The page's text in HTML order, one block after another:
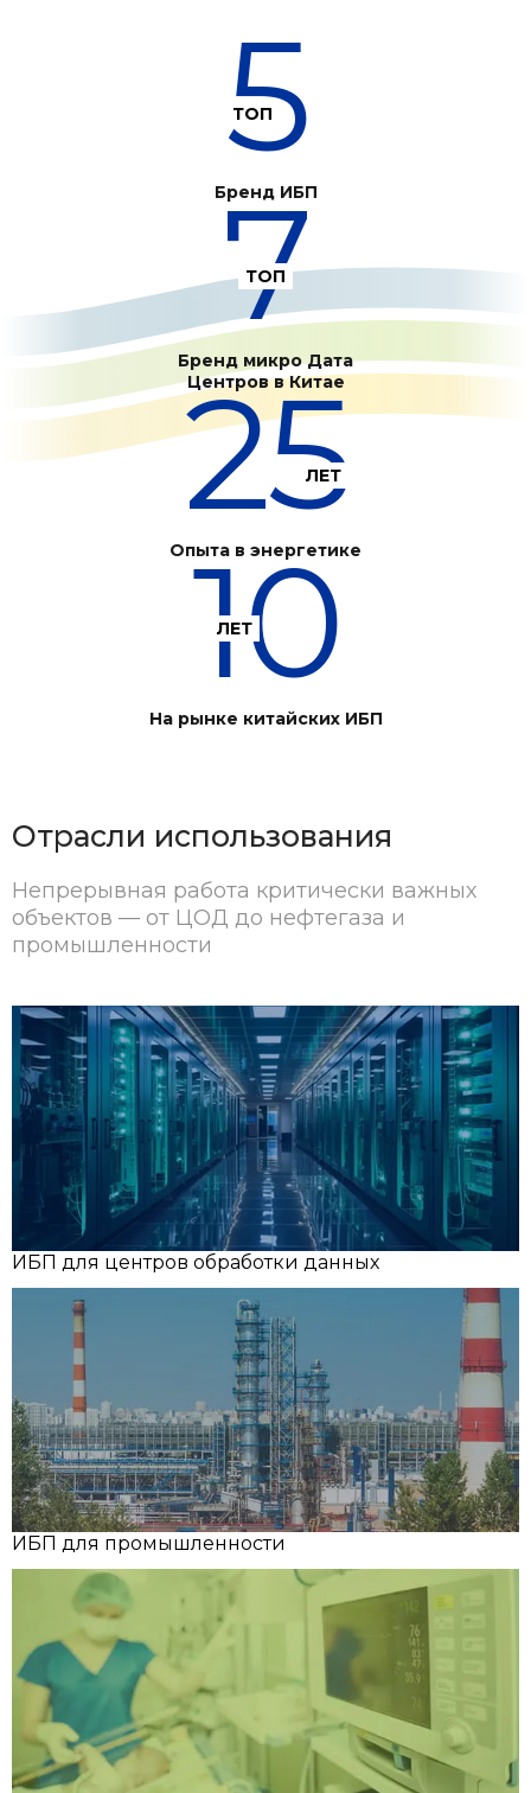
5
ТОП
Бренд ИБП
7
ТОП
Бренд микро Дата
Центров в Китае
25
ЛЕТ
Опыта в энергетике
10
ЛЕТ
На рынке китайских ИБП
Отрасли использования
Непрерывная работа критически важных
объектов — от ЦОД до нефтегаза и
промышленности
ИБП для центров обработки данных
ИБП для промышленности